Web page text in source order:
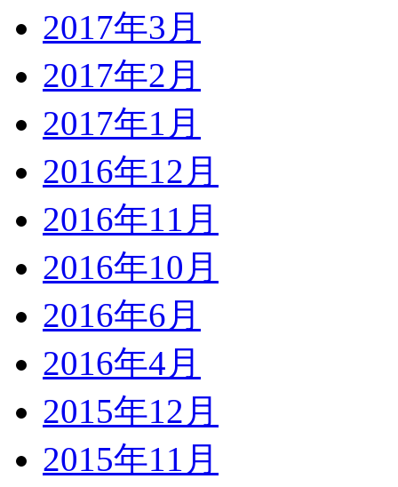
2017年3月
2017年2月
2017年1月
2016年12月
2016年11月
2016年10月
2016年6月
2016年4月
2015年12月
2015年11月